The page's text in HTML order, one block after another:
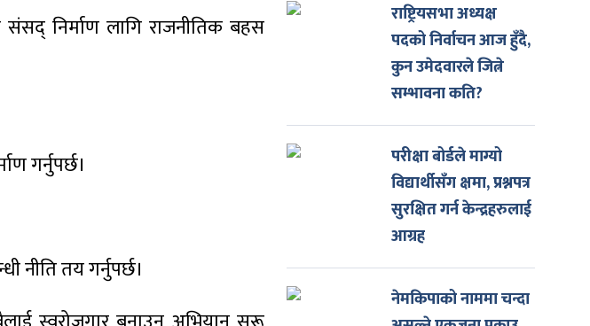
संसद् निर्माण लागि राजनीतिक बहस
गर्नुपर्छ।
नीति तय गर्नुपर्छ।
राष्ट्रियसभा अध्यक्ष
पदको निर्वाचन आज हुँदै,
कुन उमेदवारले जित्ने
सम्भावना कति?
परीक्षा बोर्डले माग्यो
विद्यार्थीसँग क्षमा, प्रश्नपत्र
सुरक्षित गर्न केन्द्रहरुलाई
आग्रह
नेमकिपाको नाममा चन्दा